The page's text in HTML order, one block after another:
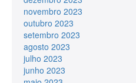
novembro 2023
outubro 2023
setembro 2023
agosto 2023
julho 2023
junho 2023